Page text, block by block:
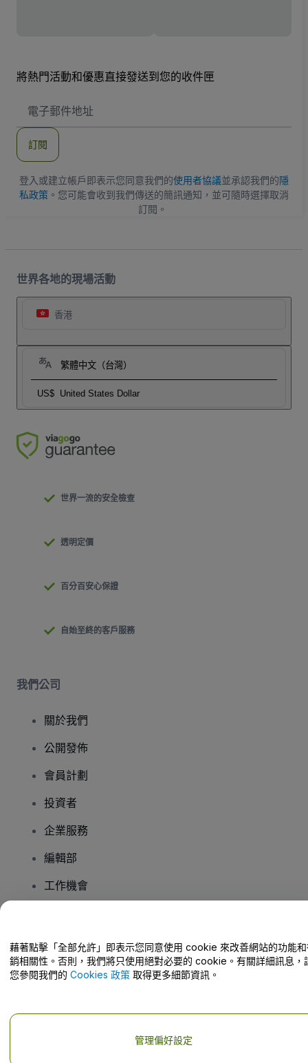
將熱門活動和優惠直接發送到您的收件匣
子
地
訂閱
登入或建立帳戶即表示您同意我們的使用者協議並承認我們的隱
私政策 。您可能會收到我們傳送的簡訊通知，並可隨時選擇取消
訂閱。
世界各地的現場活動
香港
繁體中文（台灣）
US$ United States Dollar
世界一流的安全檢查
透明定價
百分百安心保證
自始至終的客戶服務
我們公司
關於我們
公開發佈
會員計劃
投資者
企業服務
編輯部
工作機會
幫助中心 / 聯絡我們
公司詳情
藉著點擊「全部允許」即表示您同意使用 cookie 來改善網站的功能
銷相關性。否則，我們將只使用絕對必要的 cookie。有關詳細訊息，
您參閱我們的 Cookies 政策 取得更多細節資訊。
管理偏好設定